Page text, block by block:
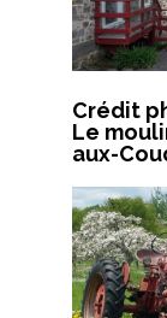
Crédit
Le
aux-